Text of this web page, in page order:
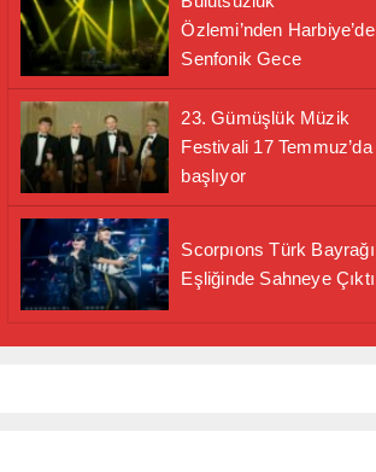
Özlemi’nden Harbiye’de
Senfonik Gece
23. Gümüşlük Müzik
Festivali 17 Temmuz’da
başlıyor
Scorpıons Türk Bayrağı
Eşliğinde Sahneye Çıktı